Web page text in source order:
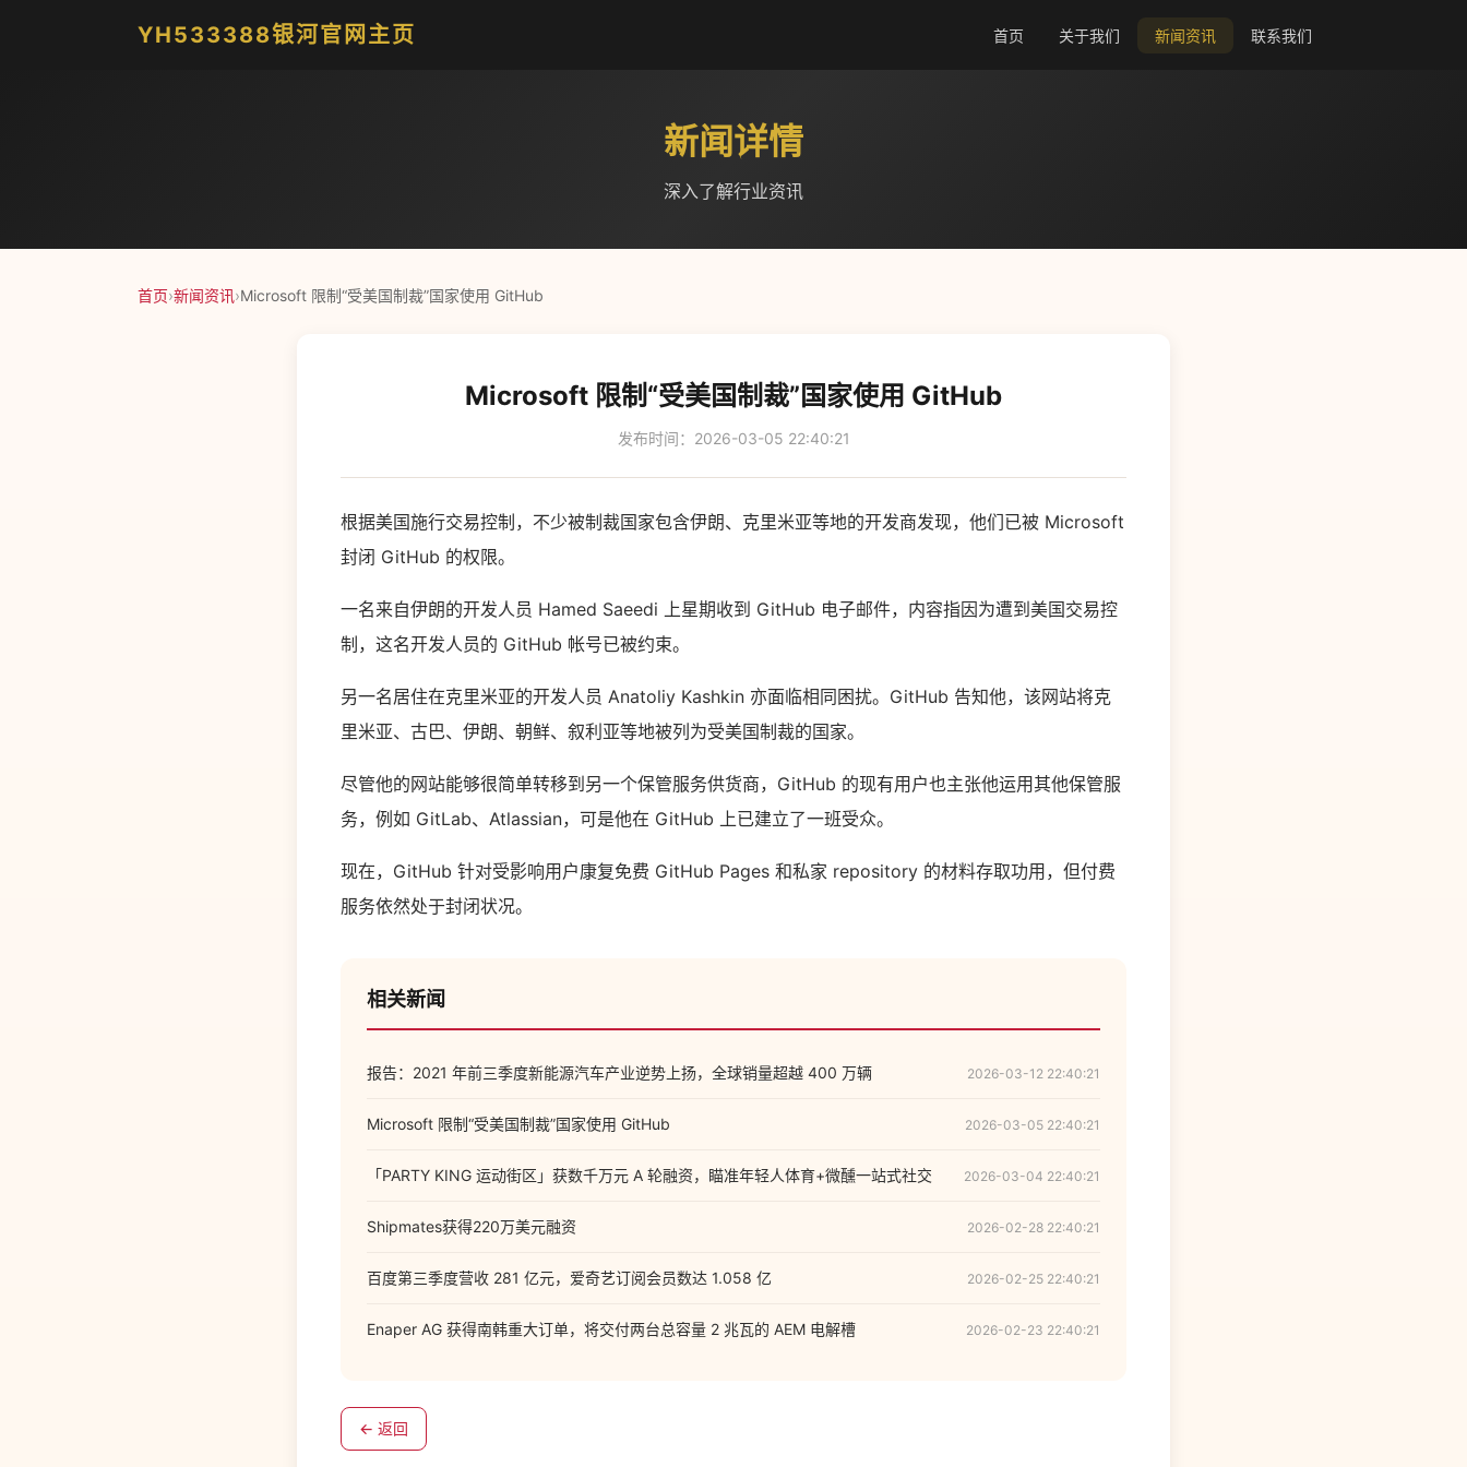
YH533388银河官网主页 首页 关于我们 新闻资讯 联系我们
新闻详情
深入了解行业资讯
首页›新闻资讯›Microsoft 限制“受美国制裁”国家使用 GitHub
Microsoft 限制“受美国制裁”国家使用 GitHub
发布时间：2026-03-05 22:40:21
根据美国施行交易控制，不少被制裁国家包含伊朗、克里米亚等地的开发商发现，他们已被 Microsoft
封闭 GitHub 的权限。
一名来自伊朗的开发人员 Hamed Saeedi 上星期收到 GitHub 电子邮件，内容指因为遭到美国交易控
制，这名开发人员的 GitHub 帐号已被约束。
另一名居住在克里米亚的开发人员 Anatoliy Kashkin 亦面临相同困扰。GitHub 告知他，该网站将克
里米亚、古巴、伊朗、朝鲜、叙利亚等地被列为受美国制裁的国家。
尽管他的网站能够很简单转移到另一个保管服务供货商，GitHub 的现有用户也主张他运用其他保管服
务，例如 GitLab、Atlassian，可是他在 GitHub 上已建立了一班受众。
现在，GitHub 针对受影响用户康复免费 GitHub Pages 和私家 repository 的材料存取功用，但付费
服务依然处于封闭状况。
相关新闻
报告：2021 年前三季度新能源汽车产业逆势上扬，全球销量超越 400 万辆 2026-03-12 22:40:21
Microsoft 限制“受美国制裁”国家使用 GitHub 2026-03-05 22:40:21
「PARTY KING 运动街区」获数千万元 A 轮融资，瞄准年轻人体育+微醺一站式社交 2026-03-04 22:40:21
Shipmates获得220万美元融资 2026-02-28 22:40:21
百度第三季度营收 281 亿元，爱奇艺订阅会员数达 1.058 亿 2026-02-25 22:40:21
Enaper AG 获得南韩重大订单，将交付两台总容量 2 兆瓦的 AEM 电解槽 2026-02-23 22:40:21
← 返回